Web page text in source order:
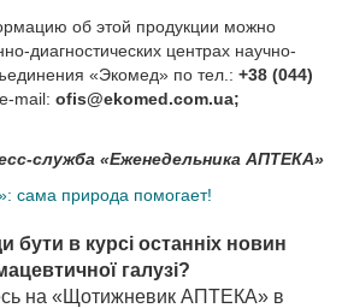
об этой продукции можно
диагностических центрах научно-
«Экомед» по тел.: +38 (044)
mail: ofis@ekomed.com.ua;
служба «Еженедельника АПТЕКА»
сама природа помогает!
бути в курсі останніх новин
галузі?
на «Щотижневик АПТЕКА» в